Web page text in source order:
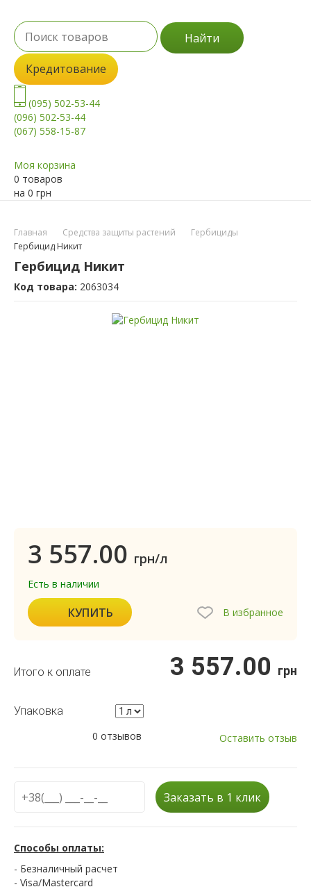
Найти
Кредитование
(095) 502-53-44
(096) 502-53-44
(067) 558-15-87
Моя корзина
0 товаров
на 0 грн
Главная Средства защиты растений
Гербициды
Гербицид Никит
Гербицид Никит
Код товара: 2063034
3 557.00 грн/л
Есть в наличии
КУПИТЬ В избранное
Итого к оплате 3 557.00 грн
Упаковка
0 отзывов
Оставить отзыв
Заказать в 1 клик
Способы оплаты:
- Безналичный расчет
- Visa/Mastercard